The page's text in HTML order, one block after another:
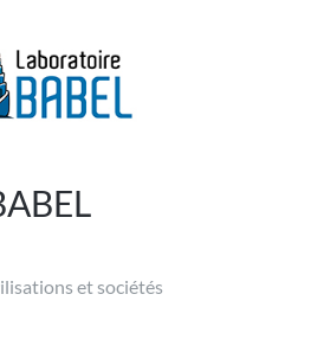
et sociétés